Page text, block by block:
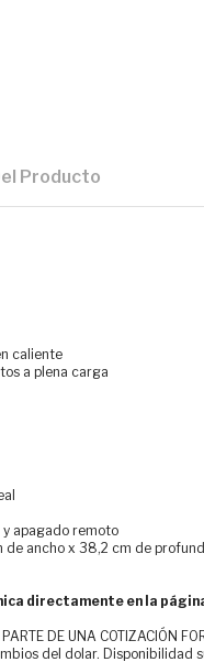
Producto
caliente
a plena carga
apagado remoto
de ancho x 38,2 cm de
directamente en la
PARTE DE UNA
del dolar.